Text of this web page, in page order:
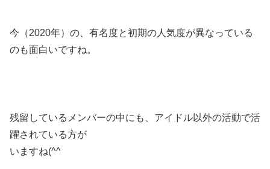
今（2020年）の、有名度と初期の人気度が異なっている
のも面白いですね。
残留しているメンバーの中にも、アイドル以外の活動で活
躍されている方が
いますね(^^